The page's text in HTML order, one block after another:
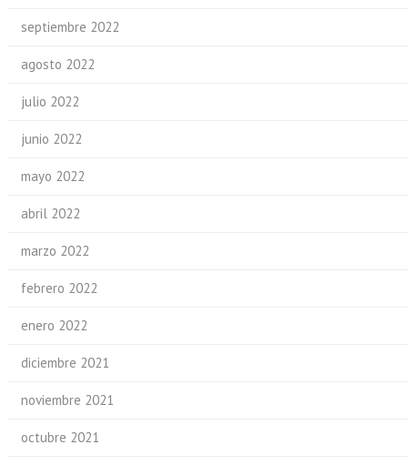
septiembre 2022
agosto 2022
julio 2022
junio 2022
mayo 2022
abril 2022
marzo 2022
febrero 2022
enero 2022
diciembre 2021
noviembre 2021
octubre 2021